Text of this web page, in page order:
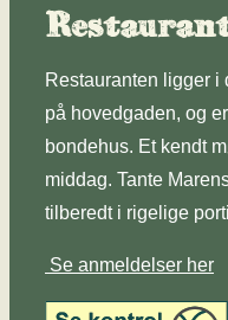
Restauranten ligger i
på hovedgaden, og
bondehus. Et kendt
middag. Tante
tilberedt i rigelige
Se anmeldelser her